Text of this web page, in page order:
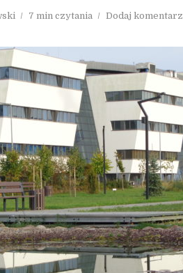
7 min czytania Dodaj komentarz